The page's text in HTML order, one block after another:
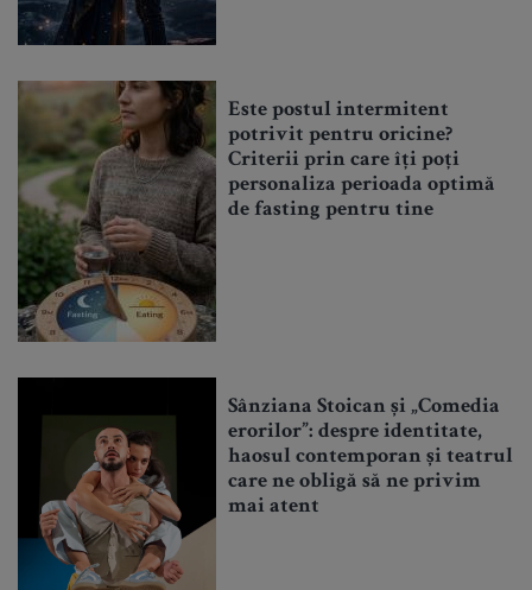
Este postul intermitent
potrivit pentru oricine?
Criterii prin care îți poți
personaliza perioada optimă
de fasting pentru tine
Sânziana Stoican și „Comedia
erorilor”: despre identitate,
haosul contemporan și teatrul
care ne obligă să ne privim
mai atent